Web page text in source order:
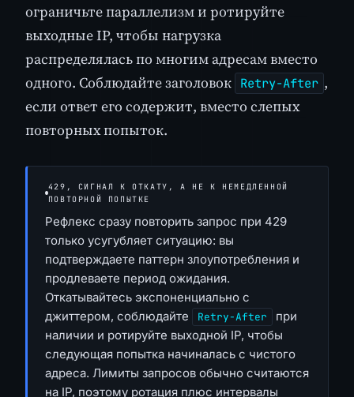
ограничьте параллелизм и ротируйте
выходные IP, чтобы нагрузка
распределялась по многим адресам вместо
одного. Соблюдайте заголовок Retry-After ,
если ответ его содержит, вместо слепых
повторных попыток.
429, СИГНАЛ К ОТКАТУ, А НЕ К НЕМЕДЛЕННОЙ
ПОВТОРНОЙ ПОПЫТКЕ
Рефлекс сразу повторить запрос при 429
только усугубляет ситуацию: вы
подтверждаете паттерн злоупотребления и
продлеваете период ожидания.
Откатывайтесь экспоненциально с
джиттером, соблюдайте
Retry-After
при
наличии и ротируйте выходной IP, чтобы
следующая попытка начиналась с чистого
адреса. Лимиты запросов обычно считаются
на IP, поэтому ротация плюс интервалы